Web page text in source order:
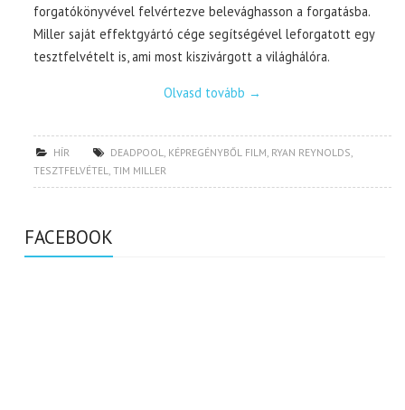
forgatókönyvével felvértezve belevághasson a forgatásba.
Miller saját effektgyártó cége segítségével leforgatott egy
tesztfelvételt is, ami most kiszivárgott a világhálóra.
Olvasd tovább →
HÍR DEADPOOL KÉPREGÉNYBŐL FILM RYAN REYNOLDS
TESZTFELVÉTEL ,TIM MILLER
FACEBOOK